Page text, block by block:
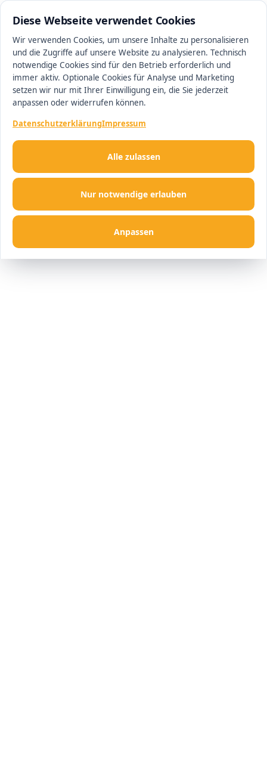
Diese Webseite verwendet Cookies
Wir verwenden Cookies, um unsere Inhalte zu personalisieren
und die Zugriffe auf unsere Website zu analysieren. Technisch
notwendige Cookies sind für den Betrieb erforderlich und
immer aktiv. Optionale Cookies für Analyse und Marketing
setzen wir nur mit Ihrer Einwilligung ein, die Sie jederzeit
anpassen oder widerrufen können.
DatenschutzerklärungImpressum
Nur notwendige erlauben
Anpassen
Alle zulassen